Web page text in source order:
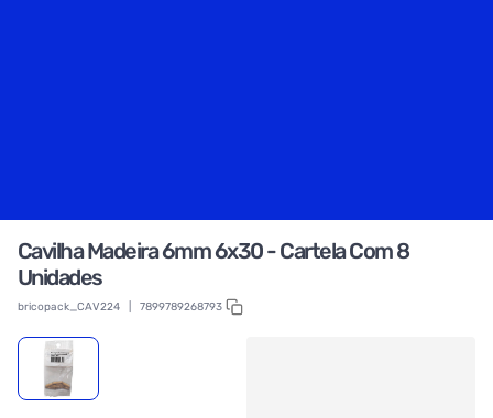
Cavilha Madeira 6mm 6x30 - Cartela Com 8
Unidades
bricopack_CAV224 7899789268793